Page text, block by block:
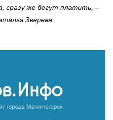
сразу же бегут платить, –
Зверева.